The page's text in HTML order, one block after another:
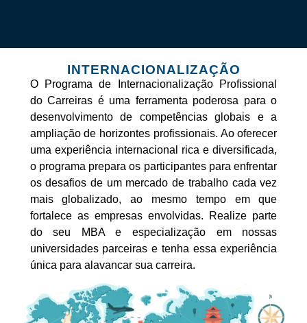
INTERNACIONALIZAÇÃO
O Programa de Internacionalização Profissional
do Carreiras é uma ferramenta poderosa para o
desenvolvimento de competências globais e a
ampliação de horizontes profissionais. Ao oferecer
uma experiência internacional rica e diversificada,
o programa prepara os participantes para enfrentar
os desafios de um mercado de trabalho cada vez
mais globalizado, ao mesmo tempo em que
fortalece as empresas envolvidas. Realize parte
do seu MBA e especialização em nossas
universidades parceiras e tenha essaexperiência
única para alavancar sua carreira.